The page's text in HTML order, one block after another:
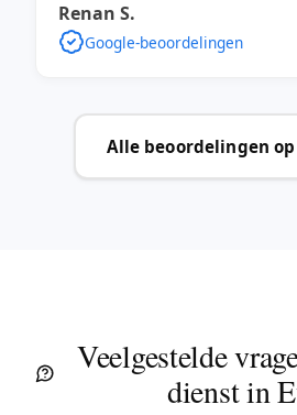
Renan S.
Google-beoordelingen
Alle beoordelingen op
Veelgestelde
dienst in